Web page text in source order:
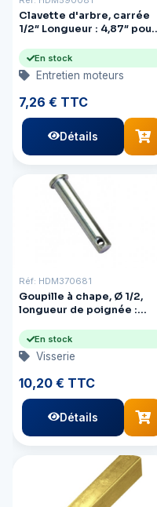
Clavette d'arbre, carrée
1/2″ Longueur : 4,87″ pour
En stock
Entretien moteurs
7,26 € TTC
Détails
Réf: HDM370681
Goupille à chape, Ø 1/2,
longueur de poignée :
En stock
Visserie
10,20 € TTC
Détails